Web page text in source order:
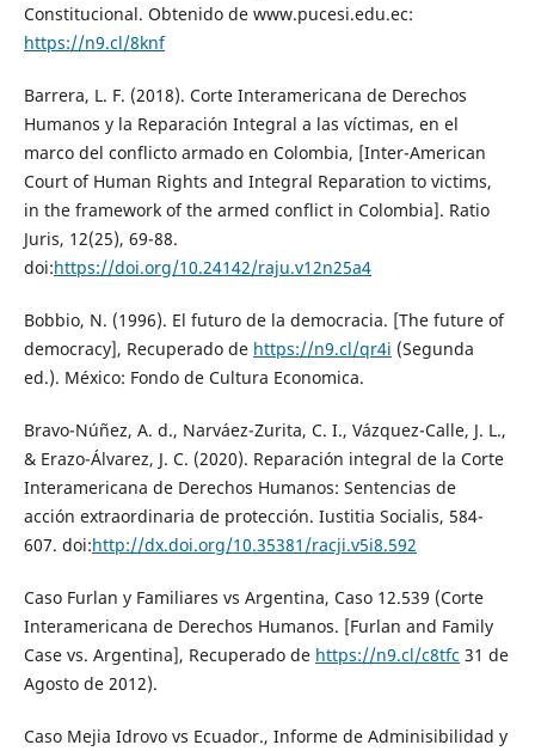
Constitucional. Obtenido de www.pucesi.edu.ec:
https://n9.cl/8knf
Barrera, L. F. (2018). Corte Interamericana de Derechos
Humanos y la Reparación Integral a las víctimas, en el
marco del conflicto armado en Colombia, [Inter-American
Court of Human Rights and Integral Reparation to victims,
in the framework of the armed conflict in Colombia]. Ratio
Juris, 12(25), 69-88.
doi:https://doi.org/10.24142/raju.v12n25a4
Bobbio, N. (1996). El futuro de la democracia. [The future of
democracy], Recuperado de https://n9.cl/qr4i (Segunda
ed.). México: Fondo de Cultura Economica.
Bravo-Núñez, A. d., Narváez-Zurita, C. I., Vázquez-Calle, J. L.,
& Erazo-Álvarez, J. C. (2020). Reparación integral de la Corte
Interamericana de Derechos Humanos: Sentencias de
acción extraordinaria de protección. Iustitia Socialis, 584-
607. doi:http://dx.doi.org/10.35381/racji.v5i8.592
Caso Furlan y Familiares vs Argentina, Caso 12.539 (Corte
Interamericana de Derechos Humanos. [Furlan and Family
Case vs. Argentina], Recuperado de https://n9.cl/c8tfc 31 de
Agosto de 2012).
Caso Mejia Idrovo vs Ecuador., Informe de Adminisibilidad y